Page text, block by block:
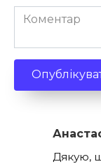
Коментар
Дякую,